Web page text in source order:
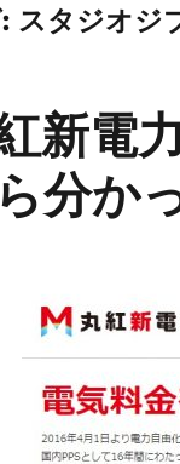
スタジオジ
新電
分か